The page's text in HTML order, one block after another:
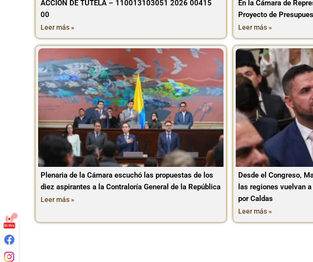
ACCIÓN DE TUTELA – 110013103051 2026 00415
00
Leer más »
En la Cámara de
Proyecto de
Leer más »
Plenaria de la Cámara escuchó las propuestas de los
diez aspirantes a la Contraloría General de la República
Leer más »
Desde el Congreso,
las regiones vuelvan
por Caldas
Leer más »